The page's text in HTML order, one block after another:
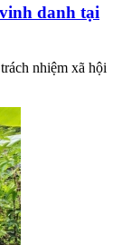
danh tại
nhiệm xã hội